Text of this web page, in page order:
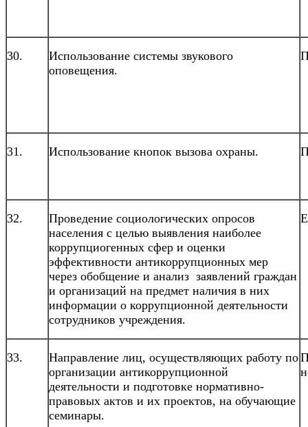
30.
Использование системы звукового
оповещения.
31. Использование кнопок вызова охраны.
32.
Проведение социологических опросов
населения с целью выявления наиболее
коррупциогенных сфер и оценки
эффективности антикоррупционных мер
через обобщение и анализ заявлений граждан
и организаций на предмет наличия в них
информации о коррупционной деятельности
сотрудников учреждения.
33.
Направление лиц, осуществляющих работу по
организации антикоррупционной
деятельности и подготовке нормативно-
правовых актов и их проектов, на обучающие
семинары.